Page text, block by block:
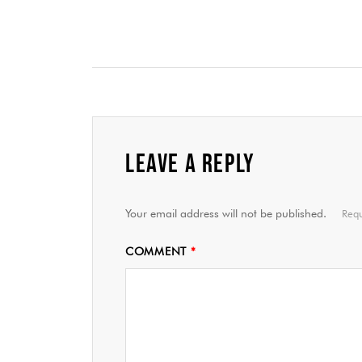
LEAVE A REPLY
Your email address will not be published.
COMMENT *